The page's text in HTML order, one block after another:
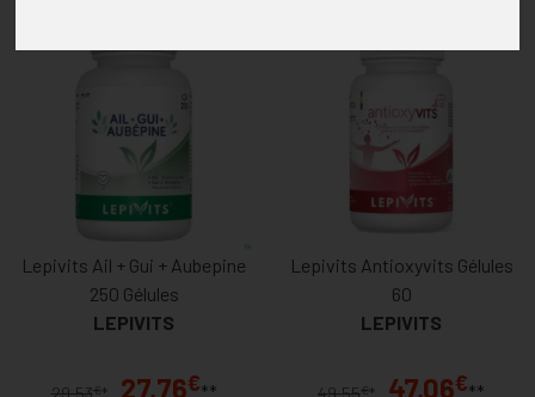
Lepivits Ail + Gui + Aubepine
250 Gélules
LEPIVITS
29,53€ * 27,76€**
Lepivits Antioxyvits Gélules
60
LEPIVITS
49,55€* 47,06€**